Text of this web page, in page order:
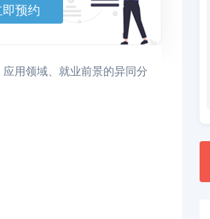
即预约
用领域、就业前景的异同分